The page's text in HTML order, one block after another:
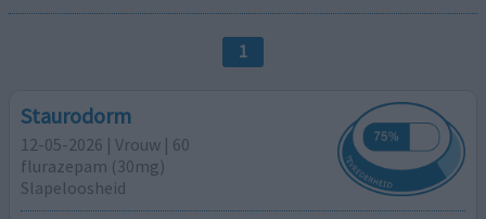
1
Staurodorm
12-05-2026 | Vrouw | 60
flurazepam (30mg)
Slapeloosheid